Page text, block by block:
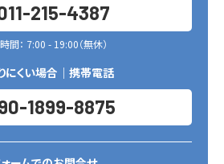
215-4387
間： 7:00 - 19:00（無休）
にくい場合｜携帯電話
1899-8875